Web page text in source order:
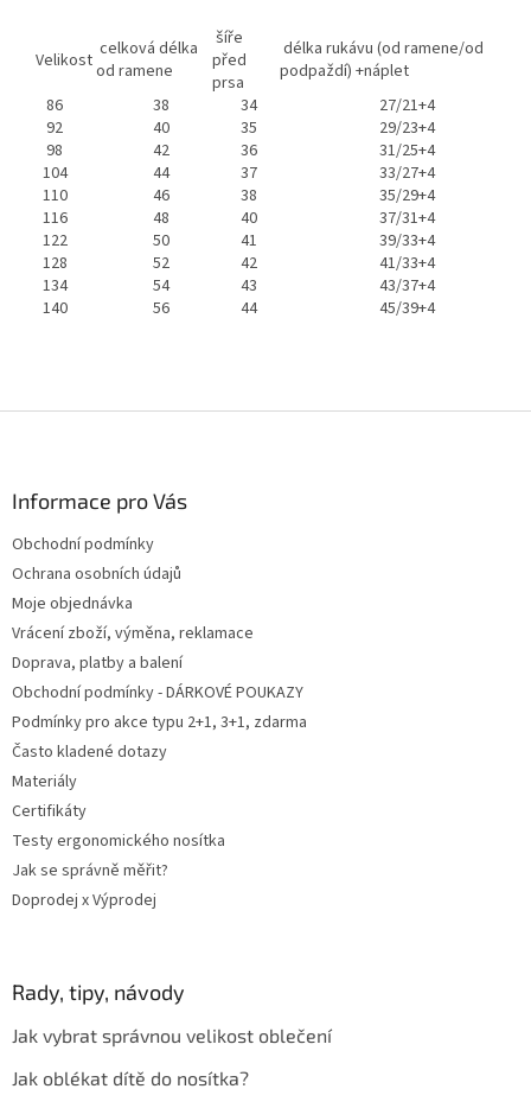
Velikost celková délka
od ramene
šíře
před
prsa
délka rukávu (od ramene/od
podpaždí) +náplet
86
38 34
27/21+4
92
40 35
29/23+4
98
42 36
31/25+4
104
44 37
33/27+4
110
46 38
35/29+4
116
48 40
37/31+4
122
50 41
39/33+4
128
52 42
41/33+4
134
54 43
43/37+4
140
56 44 45/39+4
Informace pro Vás
Obchodní podmínky
Ochrana osobních údajů
Moje objednávka
Vrácení zboží, výměna, reklamace
Doprava, platby a balení
Obchodní podmínky - DÁRKOVÉ POUKAZY
Podmínky pro akce typu 2+1, 3+1, zdarma
Často kladené dotazy
Materiály
Certifikáty
Testy ergonomického nosítka
Jak se správně měřit?
Doprodej x Výprodej
Rady, tipy, návody
Jak vybrat správnou velikost oblečení
Jak oblékat dítě do nosítka?